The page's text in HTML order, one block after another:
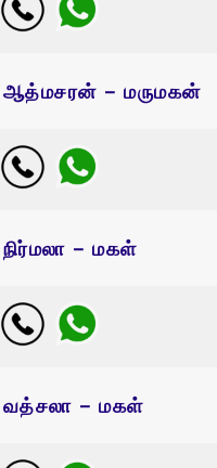
ஆத்மசரன் – மருமகன்
நிர்மலா – மகள்
வத்சலா – மகள்